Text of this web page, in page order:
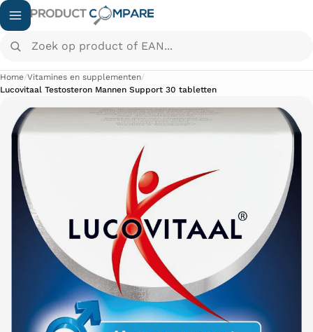
Home/Vitamines en supplementen/
Lucovitaal Testosteron Mannen Support 30 tabletten